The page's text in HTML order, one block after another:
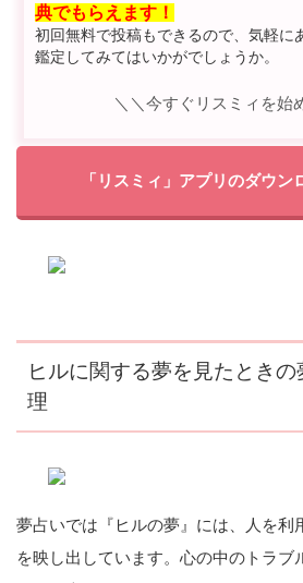
典でもらえます！
初回無料で投稿もできるので、気軽に
鑑定してみてはいかがでしょうか。
＼＼今すぐリスミィを始
「リスミィ」アプリのダウン
ヒルに関する夢を見たとき
理
夢占いでは『ヒルの夢』には、人を利
を映し出しています。心の中のトラブ